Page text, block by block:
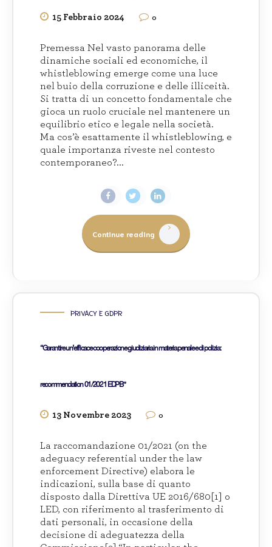
15 Febbraio 2024 0
Premessa Nel vasto panorama delle
dinamiche sociali ed economiche, il
whistleblowing emerge come una luce
nel buio della corruzione e delle illiceità.
Si tratta di un concetto fondamentale che
gioca un ruolo cruciale nel mantenere un
equilibrio etico e legale nella società.
Ma cos’è esattamente il whistleblowing, e
quale importanza riveste nel contesto
contemporaneo?...
Continue reading
PRIVACY E GDPR
“Garantire un’efficace cooperazione giudiziaria in materia penale e di polizia:
recommendation 01/2021 EDPB”
13 Novembre 2023 0
La raccomandazione 01/2021 (on the
adeguacy referential under the law
enforcement Directive) elabora le
indicazioni, sulla base di quanto
disposto dalla Direttiva UE 2016/680[1] o
LED, con riferimento al trasferimento di
dati personali, in occasione della
decisione di adeguatezza della